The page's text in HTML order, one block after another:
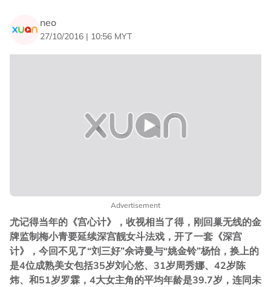
neo
27/10/2016 | 10:56 MYT
Advertisement
尤记得当年的《宫心计》，收视相当了得，刚回巢无线的金
牌监制梅小青要延续深宫靓女斗法戏，开了一套《深宫
计》，今回不见了“刘三好”佘诗曼与“姚金铃”杨怡，换上的
是4位成熟美女包括35岁刘心悠、31岁周秀娜、42岁陈
炜、和51岁罗霖，4大女主角的平均年龄是39.7岁，连同未